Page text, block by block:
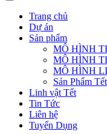
Trang chủ
Dự án
Sản phẩm
MÔ HÌNH
MÔ HÌNH
MÔ HÌNH
Sản Phẩm
Linh vật Tết
Tin Tức
Liên hệ
Tuyển Dụng